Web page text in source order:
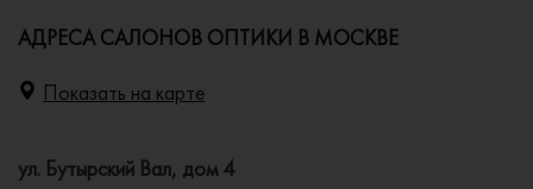
АДРЕСА САЛОНОВ ОПТИКИ В МОСКВЕ
Показать на карте
ул. Бутырский Вал, дом 4